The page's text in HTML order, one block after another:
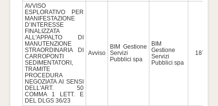
AVVISO
ESPLORATIVO PER
MANIFESTAZIONE
D’INTERESSE
FINALIZZATA
ALL'APPALTO DI
MANUTENZIONE
STRAORDINARIA DI
CARROPONTI
SEDIMENTATORI,
TRAMITE
PROCEDURA
NEGOZIATA AI SENSI
DELL'ART. 50
COMMA 1 LETT. E
DEL DLGS 36/23
Avviso
BIM Gestione
Servizi
Pubblici spa
BIM
Gestione
Servizi
Pubblici spa